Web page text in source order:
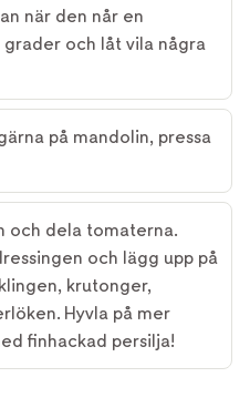
när den når en
och låt vila några
på mandolin, pressa
och dela tomaterna.
och lägg upp på
krutonger,
Hyvla på mer
finhackad persilja!